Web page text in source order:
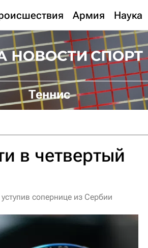
Армия Наука
Теннис
в четвертый
сопернице из Сербии